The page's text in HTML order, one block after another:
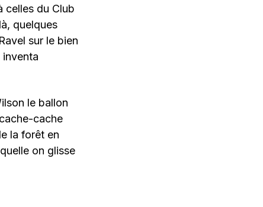
celles du Club
quelques
sur le bien
le ballon
cache
la forêt en
on glisse